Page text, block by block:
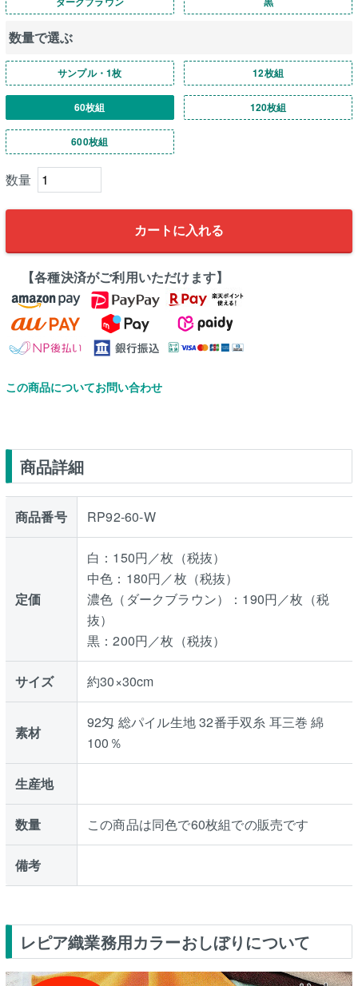
数量で選ぶ
サンプル・1枚 12枚組
60枚組 120枚組
600枚組
カートに入れる
【各種決済がご利用いただけます】
この商品についてお問い合わせ
商品詳細
商品番号 RP92-60-W
定価
白：150円／枚（税抜）
中色：180円／枚（税抜）
濃色（ダークブラウン）：190円／枚（税
抜）
黒：200円／枚（税抜）
サイズ 約30×30cm
素材
92匁 総パイル生地 32番手双糸 耳三巻 綿
100％
生産地
数量 この商品は同色で60枚組での販売です
備考
レピア織業務用カラーおしぼりについて